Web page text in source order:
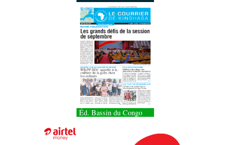
Éd. Bassin du Congo